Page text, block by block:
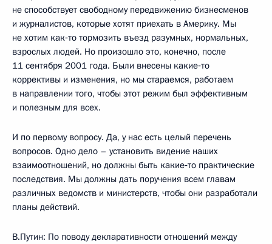
не способствует свободному передвижению бизнесменов
и журналистов, которые хотят приехать в Америку. Мы
не хотим как‑то тормозить въезд разумных, нормальных,
взрослых людей. Но произошло это, конечно, после
11 сентября 2001 года. Были внесены какие‑то
коррективы и изменения, но мы стараемся, работаем
в направлении того, чтобы этот режим был эффективным
и полезным для всех.
И по первому вопросу. Да, у нас есть целый перечень
вопросов. Одно дело – установить видение наших
взаимоотношений, но должны быть какие‑то практические
последствия. Мы должны дать поручения всем главам
различных ведомств и министерств, чтобы они разработали
планы действий.
В.Путин: По поводу декларативности отношений между